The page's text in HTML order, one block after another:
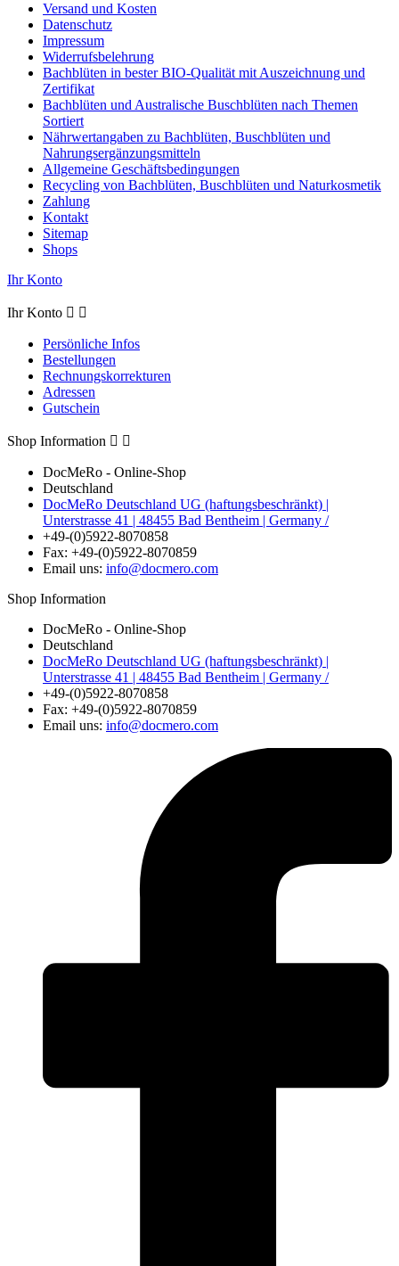
Versand und Kosten
Datenschutz
Impressum
Widerrufsbelehrung
Bachblüten in bester BIO-Qualität mit Auszeichnung und
Zertifikat
Bachblüten und Australische Buschblüten nach Themen
Sortiert
Nährwertangaben zu Bachblüten, Buschblüten und
Nahrungsergänzungsmitteln
Allgemeine Geschäftsbedingungen
Recycling von Bachblüten, Buschblüten und Naturkosmetik
Zahlung
Kontakt
Sitemap
Shops
Ihr Konto
Ihr Konto  
Persönliche Infos
Bestellungen
Rechnungskorrekturen
Adressen
Gutschein
Shop Information  
DocMeRo - Online-Shop
Deutschland
DocMeRo Deutschland UG (haftungsbeschränkt) |
Unterstrasse 41 | 48455 Bad Bentheim | Germany /
+49-(0)5922-8070858
Fax: +49-(0)5922-8070859
Email uns: info@docmero.com
Shop Information
DocMeRo - Online-Shop
Deutschland
DocMeRo Deutschland UG (haftungsbeschränkt) |
Unterstrasse 41 | 48455 Bad Bentheim | Germany /
+49-(0)5922-8070858
Fax: +49-(0)5922-8070859
Email uns: info@docmero.com